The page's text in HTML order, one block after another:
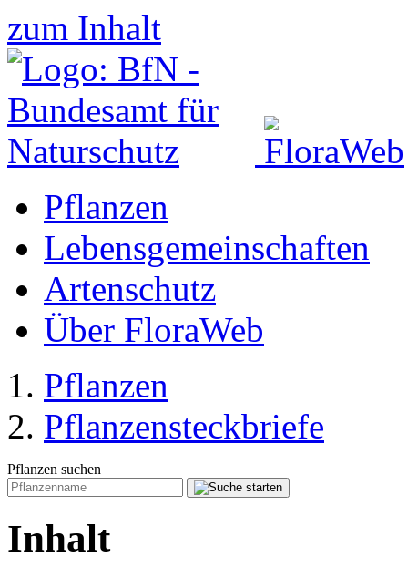
zum Inhalt
Pflanzen
Lebensgemeinschaften
Artenschutz
Über FloraWeb
Pflanzen
Pflanzensteckbriefe
Pflanzen suchen
Inhalt